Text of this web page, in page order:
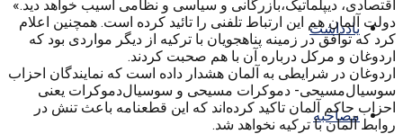
یادداشت
مصاحبه
اقتصادی، دیپلماتیک،بازرگانی و سیاسی و نظامی آسیب خواهد دید.»
دولت آلمان هم این ارتباط تلفنی را تائید کرده است. همچنین اعلام
کرد که توافق در زمینه پناهجویان با ترکیه از دیگر مواردی بود که
اردوغان و مرکل درباره آن با هم صحبت کردند.
اردوغان در شرایطی به آلمان هشدار داده است که نمایندگان احزاب
سوسیال‌مسیحی- دموکرات مسیحی و سوسیال‌دموکرات یعنی
احزاب حاکم آلمان تاکید کرده‌اند که این قطعنامه باعث تنش در
روابط آلمان با ترکیه نخواهد شد.